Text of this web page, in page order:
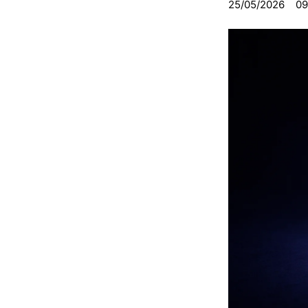
25/05/2026